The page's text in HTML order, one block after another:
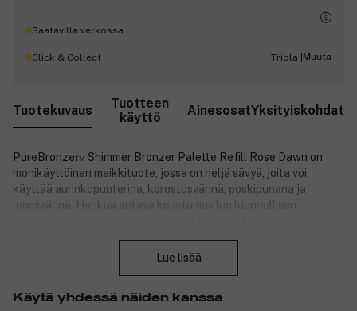
Saatavilla verkossa
Click & Collect Tripla |Muuta
Tuotekuvaus
Tuotteen
käyttö
AinesosatYksityiskohdat
PureBronze™ Shimmer Bronzer Palette Refill Rose Dawn on
monikäyttöinen meikkituote, jossa on neljä sävyä, joita voi
käyttää aurinkopuuterina, korostusvärinä, poskipunana ja
luomivärinä. Hehkua antava koostumus luo luonnollisen
tuoksuja. Rikastettu hoitavilla ainesosilla, kuten
vapailta radikaaleilta ja ylläpitävät kosteustasapainoa.
Lue lisää
Käytä yhdessä näiden kanssa